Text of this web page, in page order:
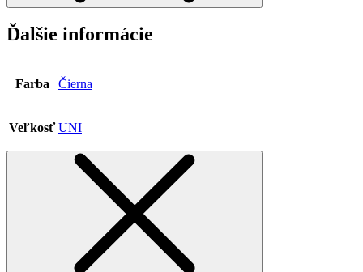
Ďalšie informácie
Farba Čierna
Veľkosť UNI